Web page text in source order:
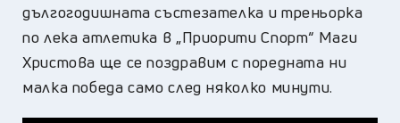
дългогодишната състезателка и треньорка
по лека атлетика в „Приорити Спорт“ Маги
Христова ще се поздравим с поредната ни
малка победа само след няколко минути.